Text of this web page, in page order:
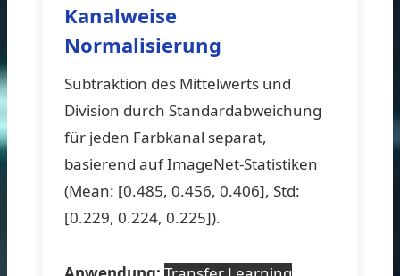
Kanalweise
Normalisierung
Subtraktion des Mittelwerts und
Division durch Standardabweichung
für jeden Farbkanal separat,
basierend auf ImageNet-Statistiken
(Mean: [0.485, 0.456, 0.406], Std:
[0.229, 0.224, 0.225]).